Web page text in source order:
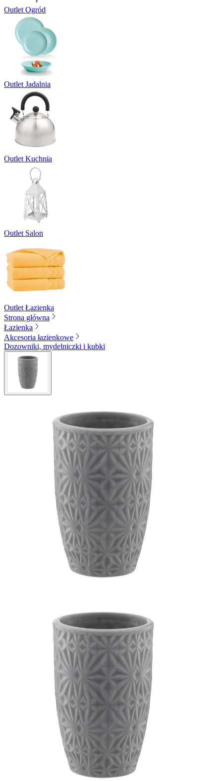
Outlet Ogród
Outlet Jadalnia
Outlet Kuchnia
Outlet Salon
Outlet Łazienka
Strona główna
Łazienka
Akcesoria łazienkowe
Dozowniki, mydelniczki i kubki